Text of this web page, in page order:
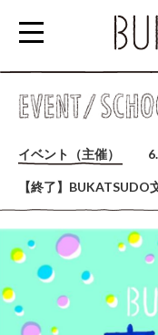
イベント（主催）
【終了】BUKATSUDO
参
す
る
利
す